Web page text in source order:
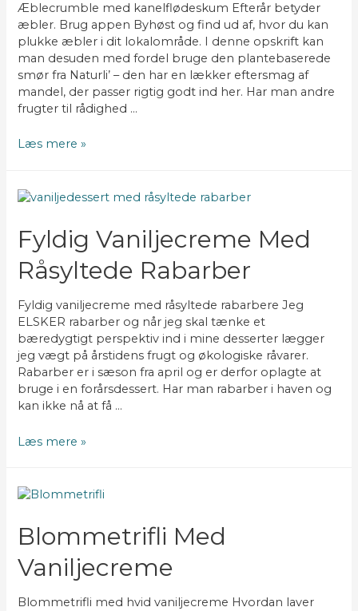
Æblecrumble med kanelflødeskum Efterår betyder
æbler. Brug appen Byhøst og find ud af, hvor du kan
plukke æbler i dit lokalområde. I denne opskrift kan
man desuden med fordel bruge den plantebaserede
smør fra Naturli’ – den har en lækker eftersmag af
mandel, der passer rigtig godt ind her. Har man andre
frugter til rådighed …
Æblecrumble
Læs mere »
Fyldig Vaniljecreme Med
Råsyltede Rabarber
Fyldig vaniljecreme med råsyltede rabarbere Jeg
ELSKER rabarber og når jeg skal tænke et
bæredygtigt perspektiv ind i mine desserter lægger
jeg vægt på årstidens frugt og økologiske råvarer.
Rabarber er i sæson fra april og er derfor oplagte at
bruge i en forårsdessert. Har man rabarber i haven og
kan ikke nå at få …
Fyldig
råsyltede
Læs mere »
Blommetrifli Med
Vaniljecreme
Blommetrifli med hvid vaniljecreme Hvordan laver